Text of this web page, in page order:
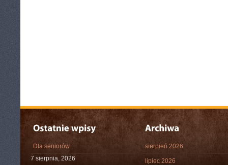
Dla seniorów
7 sierpnia, 2026
sierpień 2026
lipiec 2026